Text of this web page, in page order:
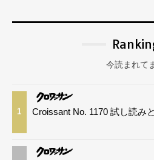
今読まれて
1 Croissant No. 1170 試し読み